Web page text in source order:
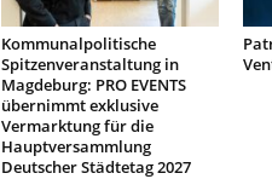
Kommunalpolitische
Spitzenveranstaltung in
Magdeburg: PRO EVENTS
übernimmt exklusive
Vermarktung für die
Hauptversammlung
Deutscher Städtetag 2027